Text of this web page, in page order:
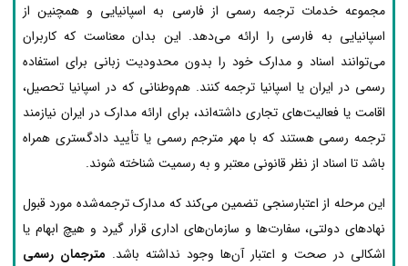
مجموعه خدمات ترجمه رسمی از فارسی به اسپانیایی و همچنین از
اسپانیایی به فارسی را ارائه می‌دهد. این بدان معناست که کاربران
می‌توانند اسناد و مدارک خود را بدون محدودیت زبانی برای استفاده
رسمی در ایران یا اسپانیا ترجمه کنند. هم‌وطنانی که در اسپانیا تحصیل،
اقامت یا فعالیت‌های تجاری داشته‌اند، برای ارائه مدارک در ایران نیازمند
ترجمه رسمی هستند که با مهر مترجم رسمی یا تأیید دادگستری همراه
باشد تا اسناد از نظر قانونی معتبر و به رسمیت شناخته شوند.
این مرحله از اعتبارسنجی تضمین می‌کند که مدارک ترجمه‌شده مورد قبول
نهادهای دولتی، سفارت‌ها و سازمان‌های اداری قرار گیرد و هیچ ابهام یا
اشکالی در صحت و اعتبار آن‌ها وجود نداشته باشد. مترجمان رسمی